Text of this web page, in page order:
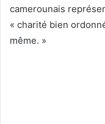
camerounais
« charité bien
même. »